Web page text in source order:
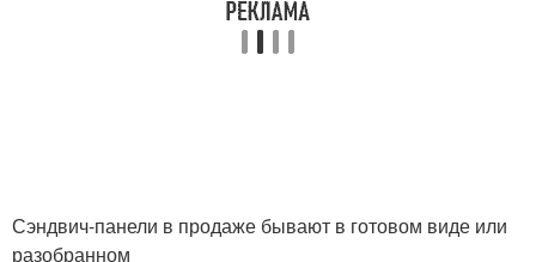
Сэндвич-панели в продаже бывают в готовом виде или
разобранном